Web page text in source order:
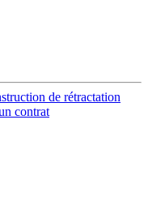
de rétractation
contrat